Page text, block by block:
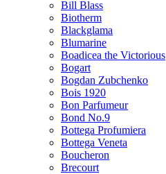
Bill Blass
Biotherm
Blackglama
Blumarine
Boadicea the Victorious
Bogart
Bogdan Zubchenko
Bois 1920
Bon Parfumeur
Bond No.9
Bottega Profumiera
Bottega Veneta
Boucheron
Brecourt